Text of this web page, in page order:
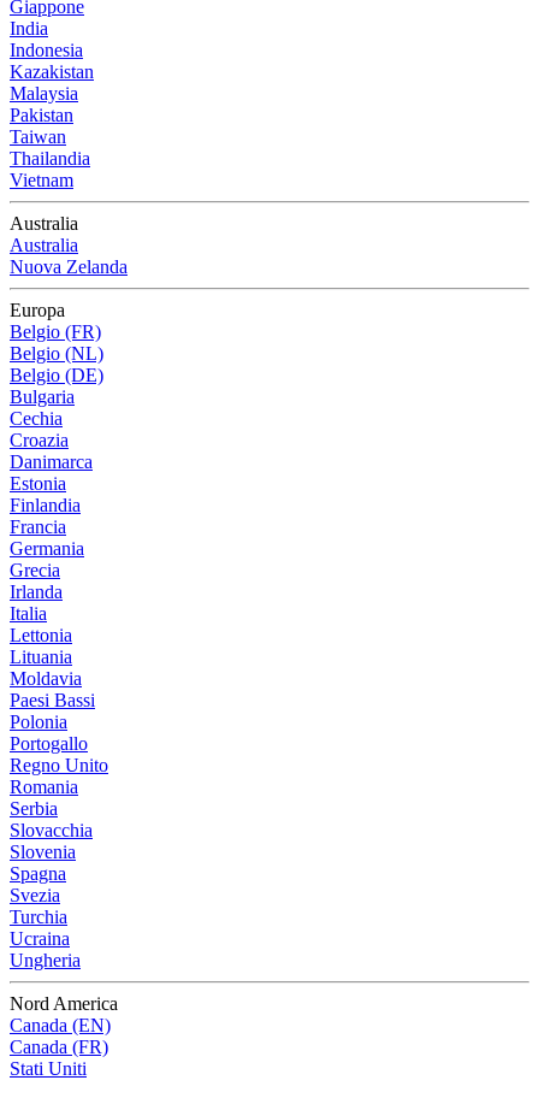
Giappone
India
Indonesia
Kazakistan
Malaysia
Pakistan
Taiwan
Thailandia
Vietnam
Australia
Australia
Nuova Zelanda
Europa
Belgio (FR)
Belgio (NL)
Belgio (DE)
Bulgaria
Cechia
Croazia
Danimarca
Estonia
Finlandia
Francia
Germania
Grecia
Irlanda
Italia
Lettonia
Lituania
Moldavia
Paesi Bassi
Polonia
Portogallo
Regno Unito
Romania
Serbia
Slovacchia
Slovenia
Spagna
Svezia
Turchia
Ucraina
Ungheria
Nord America
Canada (EN)
Canada (FR)
Stati Uniti